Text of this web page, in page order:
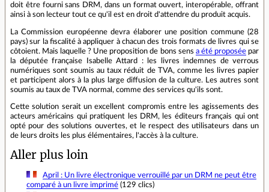
doit être fourni sans DRM, dans un format ouvert, interopérable, offrant
ainsi à son lecteur tout ce qu'il est en droit d'attendre du produit acquis.
La Commission européenne devra élaborer une position commune (28
pays) sur la fiscalité à appliquer à chacun des trois formats de livres qui se
côtoient. Mais laquelle ? Une proposition de bons sens a été proposéepar
la députée française Isabelle Attard : les livres indemnes de verrous
numériques sont soumis au taux réduit de TVA, comme les livres papier
et participent alors à la plus large diffusion de la culture. Les autres sont
soumis au taux de TVA normal, comme des services qu'ils sont.
Cette solution serait un excellent compromis entre les agissements des
acteurs américains qui pratiquent les DRM, les éditeurs français qui ont
opté pour des solutions ouvertes, et le respect des utilisateurs dans un
de leurs droits les plus élémentaires, l'accès à la culture.
Aller plus loin
April : Un livre électronique verrouillé par un DRM ne peut être
comparé à un livre imprimé(129 clics)